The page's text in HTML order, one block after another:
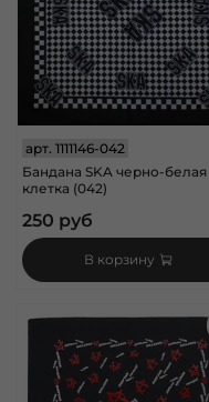
арт. 1111146-042
Бандана SKA черно-белая
клетка (042)
250 руб
В корзину